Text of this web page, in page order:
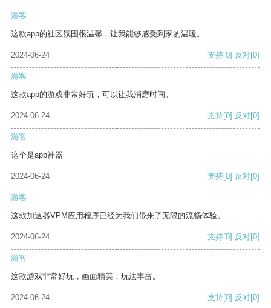
游客
这款app的社区氛围很温馨，让我能够感受到家的温暖。
2024-06-24 支持[0] 反对[0]
游客
这款app的游戏非常好玩，可以让我消磨时间。
2024-06-24 支持[0] 反对[0]
游客
这个是app神器
2024-06-24 支持[0] 反对[0]
游客
这款加速器VPM应用程序已经为我们带来了无限的流畅体验。
2024-06-24 支持[0] 反对[0]
游客
这款游戏非常好玩，画面精美，玩法丰富。
2024-06-24 支持[0] 反对[0]